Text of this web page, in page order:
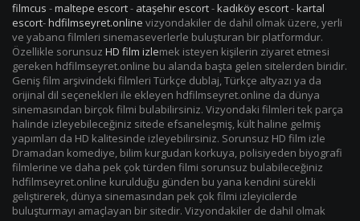
filmcus -maltepe escort- ataşehir escort-kadıköy escort-kartal
escort-hdfilmseyret.online vizyondakiler de dahil olmak üzere, yerli
ve yabancı filmleri sinemaseverlerle buluşturan bir platformdur.
Özellikle sorunsuz HD film izlemek isteyen kişilerin ziyaret etmesi
gereken hdfilmseyret.online bu alanda başta gelen sitelerden biridir.
Geniş film arşivindeki filmleri Türkçe dublaj, Türkçe altyazı ya da
orijinal dil seçenekleri ile ekleyen hdfilmseyret.online da dünya
sinemasından birçok filmi bulabilirsiniz. Vizyondaki filmleri tek parça
halinde izleyebileceğiniz sitede efsaneleşmiş, kült haline gelmiş
yapımları da HD kalitesinde izleyebilirsiniz. Sorunsuz HD film izle
Dramadan komediye, bilim kurgudan korkuya, polisiyeden biyografi
filmlerine ve daha pek çok türden filmi sorunsuz bulabileceğiniz
hdfilmseyret.online kurulduğu günden bu yana kendini sürekli
geliştirerek, dünya sinemasından pek çok filmi izleyicilerde
buluşturmayı amaçlayan bir sitedir. Vizyondakiler de dahil olmak